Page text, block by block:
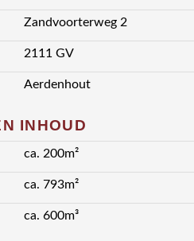
Zandvoorterweg 2
2111 GV
Aerdenhout
INHOUD
ca. 200m²
ca. 793m²
ca. 600m³